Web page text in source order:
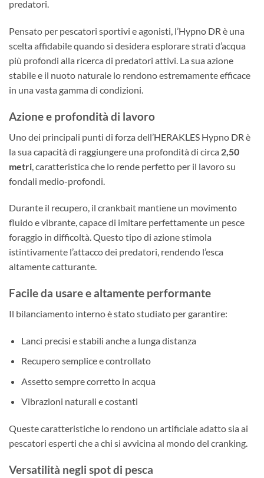
predatori.
Pensato per pescatori sportivi e agonisti, l’Hypno DR è una
scelta affidabile quando si desidera esplorare strati d’acqua
più profondi alla ricerca di predatori attivi. La sua azione
stabile e il nuoto naturale lo rendono estremamente efficace
in una vasta gamma di condizioni.
Azione e profondità di lavoro
Uno dei principali punti di forza dell’HERAKLES Hypno DR è
la sua capacità di raggiungere una profondità di circa 2,50
metri , caratteristica che lo rende perfetto per il lavoro su
fondali medio-profondi.
Durante il recupero, il crankbait mantiene un movimento
fluido e vibrante, capace di imitare perfettamente un pesce
foraggio in difficoltà. Questo tipo di azione stimola
istintivamente l’attacco dei predatori, rendendo l’esca
altamente catturante.
Facile da usare e altamente performante
Il bilanciamento interno è stato studiato per garantire:
Lanci precisi e stabili anche a lunga distanza
Recupero semplice e controllato
Assetto sempre corretto in acqua
Vibrazioni naturali e costanti
Queste caratteristiche lo rendono un artificiale adatto sia ai
pescatori esperti che a chi si avvicina al mondo del cranking.
Versatilità negli spot di pesca